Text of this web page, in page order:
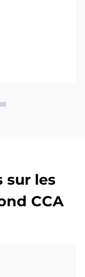
sur les
CCA